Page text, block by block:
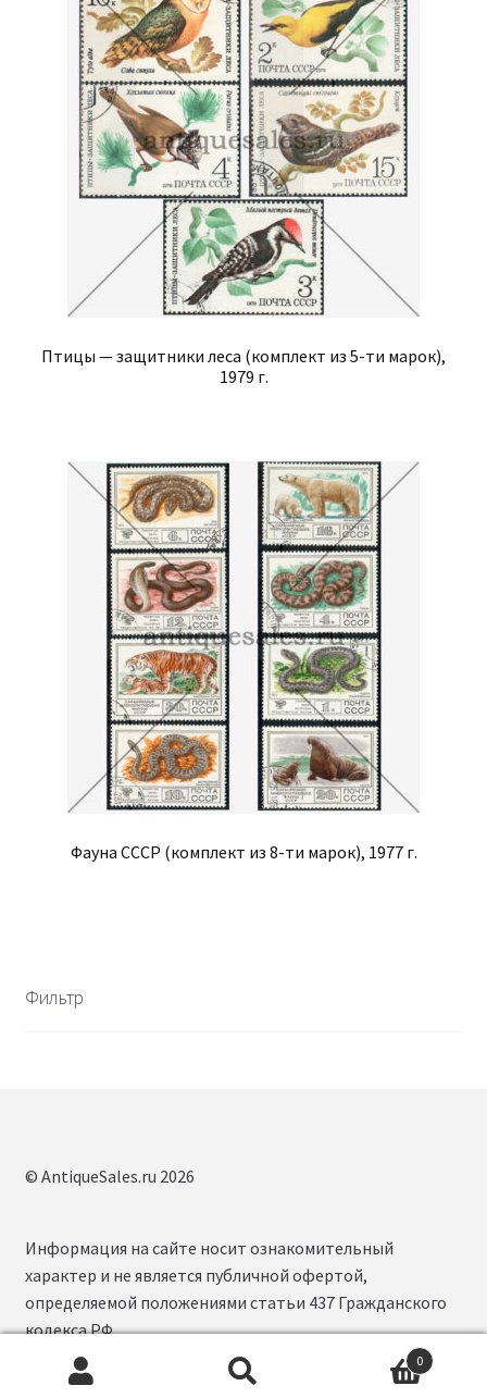
Птицы — защитники леса (комплект из 5-ти марок),
1979 г.
Фауна СССР (комплект из 8-ти марок), 1977 г.
Фильтр
© AntiqueSales.ru 2026
0
Информация на сайте носит ознакомительный
характер и не является публичной офертой,
определяемой положениями статьи 437 Гражданского
кодекса РФ.